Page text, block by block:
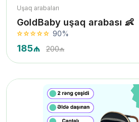
Uşaq arabaları
GoldBaby uşaq arabası 👶
90%
185₼ 200₼